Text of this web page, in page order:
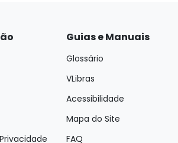
Guias e Manuais
Glossário
VLibras
Acessibilidade
Mapa do Site
FAQ